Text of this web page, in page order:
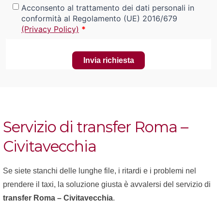
Acconsento al trattamento dei dati personali in
conformità al Regolamento (UE) 2016/679
(Privacy Policy) *
Invia richiesta
Servizio di transfer Roma –
Civitavecchia
Se siete stanchi delle lunghe file, i ritardi e i problemi nel
prendere il taxi, la soluzione giusta è avvalersi del servizio di
transfer Roma – Civitavecchia.